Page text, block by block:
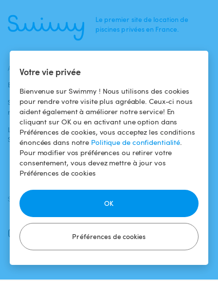
Votre vie privée
Bienvenue sur Swimmy ! Nous utilisons des cookies
pour rendre votre visite plus agréable. Ceux-ci nous
aident également à améliorer notre service! En
cliquant sur OK ou en activant une option dans
Préférences de cookies, vous acceptez les conditions
énoncées dans notre Politique de confidentialité.
Pour modifier vos préférences ou retirer votre
consentement, vous devez mettre à jour vos
Préférences de cookies
Préférences de cookies
OK
Le premier site de location de
piscines privées en France.
ACTUALITÉS
Blog
Swimmy dans les
médias
L'aventure
Swimmy
baigneurs
Pour les
propriétaires
Louer ma piscine
Comment ça
marche ?
Conditions
d'utilisation
Politique de
confidentialité
Mentions légales
SUIVEZ-NOUS
Facebook
Instagram